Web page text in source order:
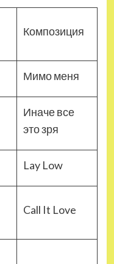
Композиция
Мимо меня
Иначе все
это зря
Lay Low
Call It Love